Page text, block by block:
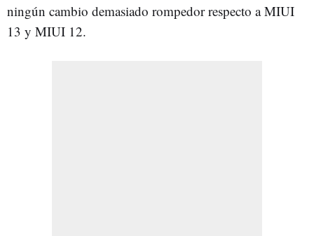
ningún cambio demasiado rompedor respecto a MIUI
13 y MIUI 12.